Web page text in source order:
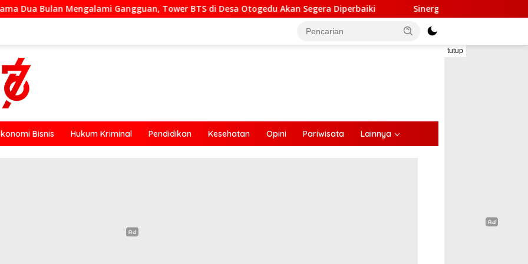
Gangguan, Tower BTS di Desa Otogedu Akan Segera Diperbaiki Sinergi Lintas Sektor, Satlantas Polres Ende
tutup
Bisnis Hukum Kriminal Pendidikan Kesehatan Opini Pariwisata Lainnya